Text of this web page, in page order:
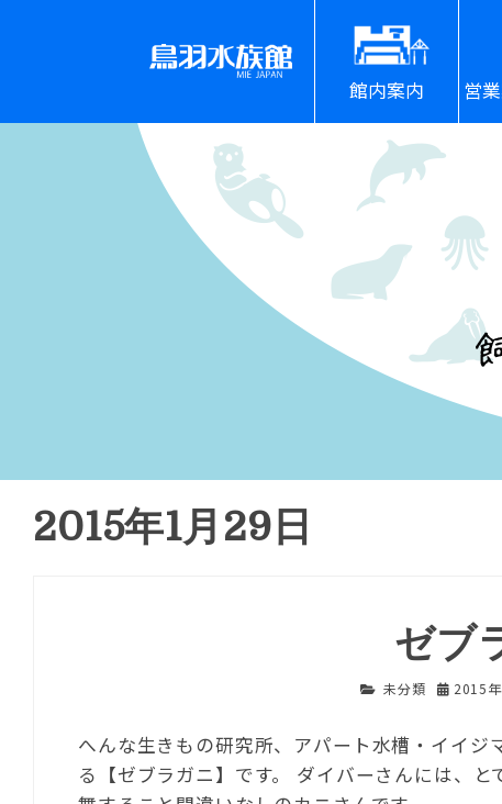
館内案内 営
2015年1月29日
ゼブ
未分類 2015
へんな生きもの研究所、アパート水槽・イイ
る【ゼブラガニ】です。 ダイバーさんには、